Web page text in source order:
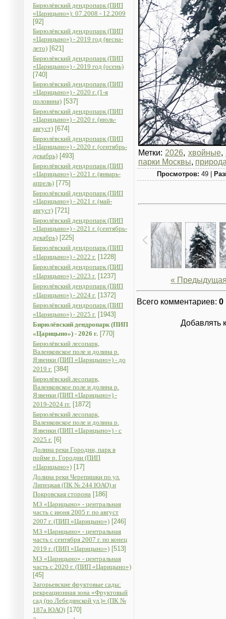
Бирюлёвский дендропарк (ПИП
«Царицыно»): 07.2008 - 12.2009
[92]
Бирюлёвский дендропарк (ПИП
«Царицыно») - 2019 год (весна-
лето) [621]
Бирюлёвский дендропарк (ПИП
«Царицыно») - 2019 год (осень)
[740]
Бирюлёвский дендропарк (ПИП
«Царицыно») - 2020 г. (1-я
половина) [537]
Бирюлёвский дендропарк (ПИП
«Царицыно») - 2020 г. (июль-
август) [674]
Бирюлёвский дендропарк (ПИП
«Царицыно») - 2020 г. (сентябрь-
декабрь) [493]
Бирюлёвский дендропарк (ПИП
«Царицыно») - 2021 г. (январь-
апрель) [775]
Бирюлёвский дендропарк (ПИП
«Царицыно») - 2021 г. (май-
август) [721]
Бирюлёвский дендропарк (ПИП
«Царицыно») - 2021 г. (сентябрь-
декабрь) [225]
Бирюлёвский дендропарк (ПИП
«Царицыно») - 2022 г. [1228]
Бирюлёвский дендропарк (ПИП
«Царицыно») - 2023 г. [1237]
Бирюлёвский дендропарк (ПИП
«Царицыно») - 2024 г. [1372]
Бирюлёвский дендропарк (ПИП
«Царицыно») - 2025 г. [1943]
Бирюлёвский дендропарк (ПИП
«Царицыно») - 2026 г. [770]
Бирюлёвский лесопарк,
Валенковское поле и долина р.
Язвенки (ПИП «Царицыно») - до
2019 г. [384]
Бирюлёвский лесопарк,
Валенковское поле и долина р.
Язвенки (ПИП «Царицыно») -
2019-2024 гг. [1872]
Бирюлёвский лесопарк,
Валенковское поле и долина р.
Язвенки (ПИП «Царицыно») - с
2025 г. [6]
Долина реки Городни, парк в
пойме р. Городни (ПИП
«Царицыно») [17]
Долина реки Черепишки по ул.
Липецкая (ПК № 244 ЮАО) и
Покровская сторона [186]
МЗ «Царицыно» - центральная
часть с июня 2005 г. по август
2007 г. (ПИП «Царицыно») [246]
МЗ «Царицыно» - центральная
часть с сентября 2007 г. по конец
2019 г. (ПИП «Царицыно») [513]
МЗ «Царицыно» - центральная
часть с 2020 г. (ПИП «Царицыно»)
[45]
Загорьевские фруктовые сады:
рекреационная зона «Фруктовый
сад (по Лебедянской ул.)» (ПК №
187а ЮАО) [170]
Метки: 2026, хвойные,
парки Москвы,
Просмотров: 49 |
«
Всего комментариев: 0
Добавлять